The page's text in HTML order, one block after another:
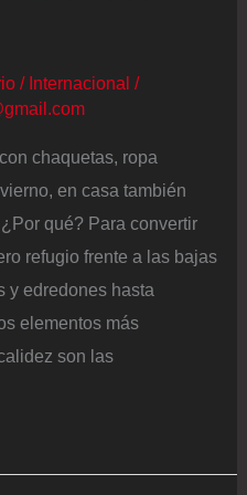
/ Internacional /
chaquetas, ropa
en casa también
qué? Para convertir
refugio frente a las bajas
y edredones hasta
elementos más
son las